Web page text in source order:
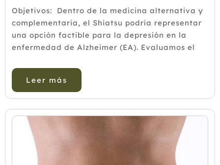
Objetivos: Dentro de la medicina alternativa y
complementaria, el Shiatsu podría representar
una opción factible para la depresión en la
enfermedad de Alzheimer (EA). Evaluamos el
la independencia func...
Leer más